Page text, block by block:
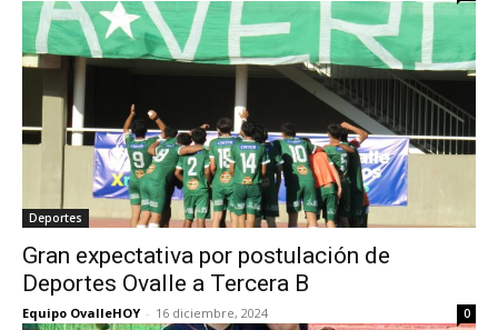
Deportes
Gran expectativa por postulación de
Deportes Ovalle a Tercera B
Equipo OvalleHOY - 16 diciembre, 2024 0